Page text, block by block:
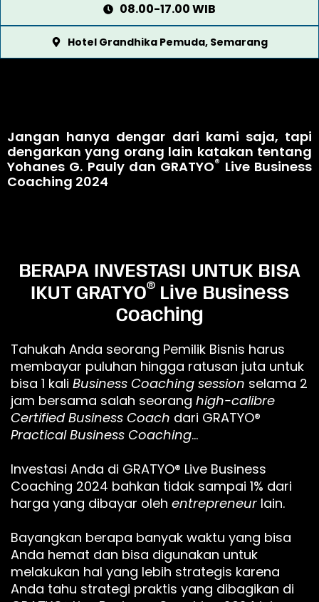
08.00-17.00 WIB
Hotel Grandhika Pemuda, Semarang
Jangan hanya dengar dari kami saja, tapi
dengarkan yang orang lain katakan tentang
Yohanes G. Pauly dan GRATYO® Live Business
Coaching 2024
BERAPA INVESTASI UNTUK BISA
IKUT GRATYO® Live Business
Coaching
Tahukah Anda seorang Pemilik Bisnis harus
membayar puluhan hingga ratusan juta untuk
bisa 1 kali Business Coaching session selama 2
jam bersama salah seorang high-calibre
Certified Business Coach dari GRATYO®
Practical Business Coaching…
Investasi Anda di GRATYO® Live Business
Coaching 2024 bahkan tidak sampai 1% dari
harga yang dibayar oleh entrepreneur lain.
Bayangkan berapa banyak waktu yang bisa
Anda hemat dan bisa digunakan untuk
melakukan hal yang lebih strategis karena
Anda tahu strategi praktis yang dibagikan di